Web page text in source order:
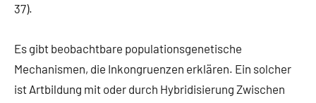
37).
Es gibt beobachtbare populationsgenetische
Mechanismen, die Inkongruenzen erklären. Ein solcher
ist Artbildung mit oder durch Hybridisierung Zwischen